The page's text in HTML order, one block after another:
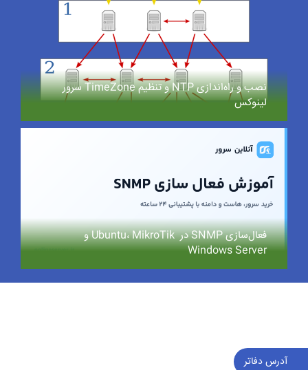
نصب و راه‌اندازی NTP و تنظیم TimeZone سرور
لینوکس
فعال‌سازی SNMP در Ubuntu، MikroTik و
Windows Server
آدرس دفاتر